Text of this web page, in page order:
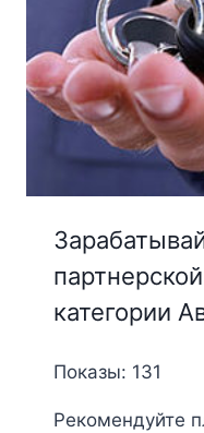
категории
Показы: 131
Рекомендуйте